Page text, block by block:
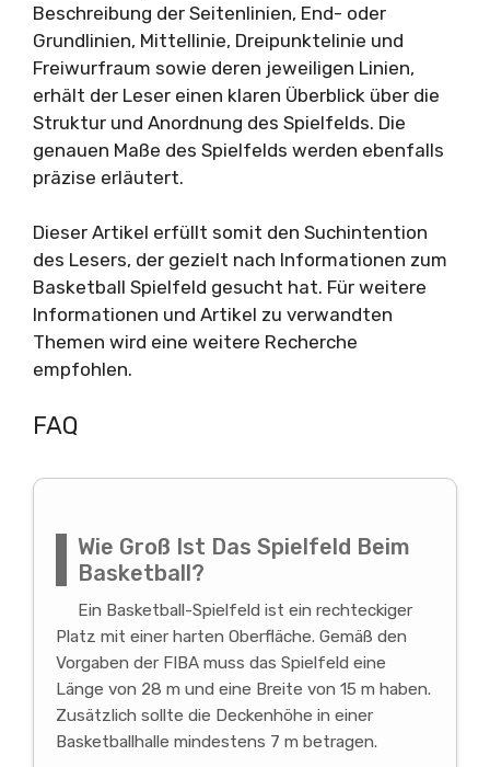
Beschreibung der Seitenlinien, End- oder
Grundlinien, Mittellinie, Dreipunktelinie und
Freiwurfraum sowie deren jeweiligen Linien,
erhält der Leser einen klaren Überblick über die
Struktur und Anordnung des Spielfelds. Die
genauen Maße des Spielfelds werden ebenfalls
präzise erläutert.
Dieser Artikel erfüllt somit den Suchintention
des Lesers, der gezielt nach Informationen zum
Basketball Spielfeld gesucht hat. Für weitere
Informationen und Artikel zu verwandten
Themen wird eine weitere Recherche
empfohlen.
FAQ
Wie Groß Ist Das Spielfeld Beim
Basketball?
Ein Basketball-Spielfeld ist ein rechteckiger
Platz mit einer harten Oberfläche. Gemäß den
Vorgaben der FIBA muss das Spielfeld eine
Länge von 28 m und eine Breite von 15 m haben.
Zusätzlich sollte die Deckenhöhe in einer
Basketballhalle mindestens 7 m betragen.